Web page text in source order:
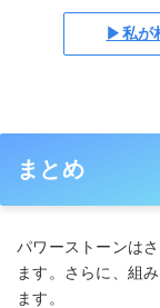
▶私が
まとめ
パワーストーンは
ます。さらに、組
ます。